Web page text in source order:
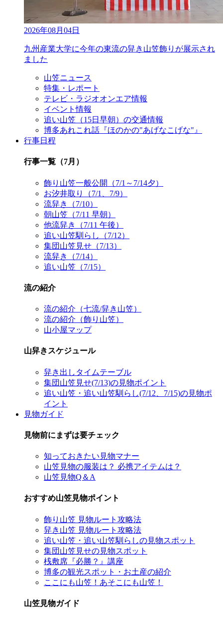
2026年08月04日
九州産業大学に今年の東流の舁き山笠飾りが展示され
ました
山笠ニュース
特集・レポート
テレビ・ラジオオンエア情報
イベント情報
追い山笠（15日早朝）の交通情報
博多あれこれ話『ほのかの"あげなこげな"』
行事日程
行事一覧（7月）
飾り山笠一般公開（7/1～7/14夕）
お汐井取り（7/1、7/9）
流舁き（7/10）
朝山笠（7/11 早朝）
他流舁き（7/11 午後）
追い山笠馴らし（7/12）
集団山笠見せ（7/13）
流舁き（7/14）
追い山笠（7/15）
流の紹介
流の紹介（七流/舁き山笠）
流の紹介（飾り山笠）
山小屋マップ
山舁きスケジュール
舁き出しタイムテーブル
集団山笠見せ(7/13)の見物ポイント
追い山笠・追い山笠馴らし(7/12、7/15)の見物ポ
イント
見物ガイド
見物前にまずは要チェック
知っておきたい見物マナー
山笠見物の服装は？ 必携アイテムは？
山笠見物Q＆A
おすすめ山笠見物ポイント
飾り山笠 見物ルート攻略法
舁き山笠 見物ルート攻略法
追い山笠・追い山笠馴らしの見物スポット
集団山笠見せの見物スポット
桟敷席『必勝？』講座
博多の観光スポット・お土産の紹介
ここにも山笠！あそこにも山笠！
山笠見物ガイド